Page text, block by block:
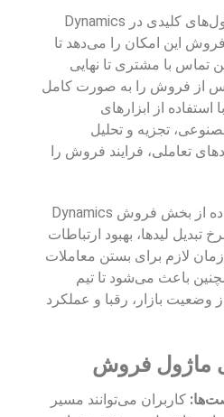
بخش فروش یکی از ماژول‌های کلیدی در Dynamics
فروش این امکان را می‌دهد تا
تماس با مشتری تا نهایی
از فروش را به صورت کامل
استفاده از ابزارهای
تجزیه و تحلیل
تعاملی، فرایند فروش را
از مهم‌ترین مزایای استفاده از بخش فروش Dynamics
تبدیل لیدها، بهبود ارتباطات
لازم برای بستن معاملات
باعث می‌شود تا تیم
بازار، رقبا و عملکرد
ماژول فروش
کاربران می‌توانند مسیر